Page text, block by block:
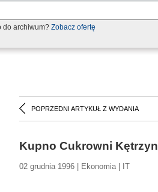
do archiwum? Zobacz ofertę
POPRZEDNI ARTYKUŁ Z WYDANIA
Kupno Cukrowni Kętrzyn
02 grudnia 1996 | Ekonomia | IT